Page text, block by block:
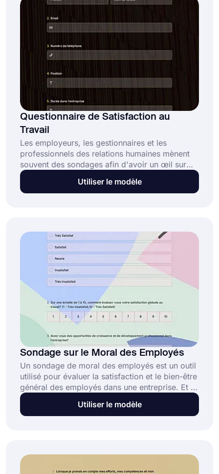
l'enquête de satisfaction gratuite sur forms.app!
Questionnaire de Satisfaction au
Travail
Les employeurs, les gestionnaires et les
professionnels des relations humaines mènent
souvent des sondages afin d'avoir un œil sur
leur organisation. Des questionnaires de
satisfaction au travail, par exemple, sont menés
forms.app est heureux de vous aider.
Utiliser le modèle
Sondage sur le Moral des Employés
Un sondage de moral des employés est un outil
utilisé pour évaluer la satisfaction et le bien-être
général des employés dans une entreprise. Et le
modèle de sondage de moral des employés
contient un ensemble de questions prédéfinies
Utiliser le modèle